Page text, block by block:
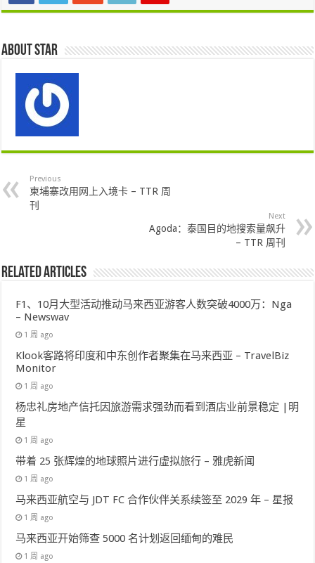
About star
Previous
柬埔寨改用网上入境卡 – TTR 周
刊
Next
Agoda：泰国目的地搜索量飙升
– TTR 周刊
Related Articles
F1、10月大型活动推动马来西亚游客人数突破4000万：Nga
– Newswav
1 周 ago
Klook客路将印度和中东创作者聚集在马来西亚 – TravelBiz
Monitor
1 周 ago
杨忠礼房地产信托因旅游需求强劲而看到酒店业前景稳定 |明
星
1 周 ago
带着 25 张辉煌的地球照片进行虚拟旅行 – 雅虎新闻
1 周 ago
马来西亚航空与 JDT FC 合作伙伴关系续签至 2029 年 – 星报
1 周 ago
马来西亚开始筛查 5000 名计划返回缅甸的难民
1 周 ago